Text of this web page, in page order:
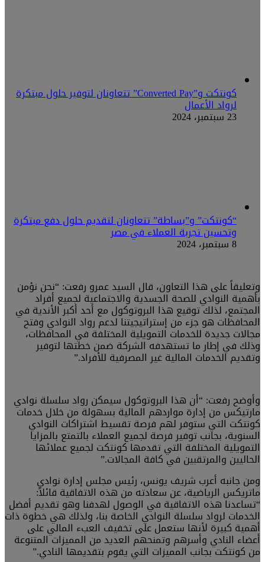
كونتكت و”Converted Pay” تتعاونان لتوفير حلول مبتكرة
لرواد الأعمال
23 سبتمبر، 2024
“كونتكت” و”بساطة” تتعاونان لتقديم حلول دفع مبتكرة
وتحسين تجربة العملاء في مصر
8 سبتمبر، 2024
وتعليقاً على هذا التعاون، قال السيد عمرو رفعت: “نحن نؤمن
بأهمية النوادي للصحة الجسدية والاجتماعية لجميع أفراد
المجتمع، لذلك توقيع هذا البروتوكول مع أحد أكبر الأندية في
المحافظات هو جزء من إستراتيجيتنا لدعم رواد النوادي وفتح
مجالات جديدة للخدمات التمويلية المختلفة في المحافظات،
وذلك في إطار ما تستهدفه الشركة ضمن خطتها لتوفير
وتقديم الخدمات المالية غير المصرفية للأفراد.”
وأوضح رفعت: “أن هذا البروتوكول سيمكن رواد سلسلة نوادي
مارتيكس من إدارة مواردهم المالية بسهولة من خلال خدمات
كونتكت التي ستوفر لهم فرصة تقسيط اشتراكات النوادي
السنوية، بجانب توفير فرصة لجميع العملاء بالتمتع بالمزايا
التمويلية المختلفة التي تقدمها كونتكت لجميع عملائها
الحاليين والمرتقبين في كافة المجالات.”
ومن جانبه أعرب شريف يونس، رئيس مجلس إدارة نوادي
ماتريكس الرياضية، عن سعادته من هذه الاتفاقية قائلاً:
“تساعدنا هذه الاتفاقية في الوصول لهدفنا وهو تقديم أفضل
الخدمات لرواد سلسلة النوادي الخاصة بنا، ولذلك هي خطوة ذات
أهمية كبيرة لأنها ستعمل على تخفيف العبء المالي على
أعضاء النادي وأسرهم وتمنحهم العديد من المميزات المتنوعة
من كونتكت بجانب المميزات التي يقوم بتقديمها النادي.”